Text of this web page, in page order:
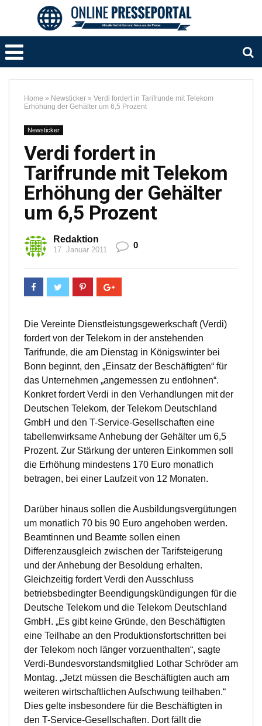
Home » Newsticker » Verdi fordert in Tarifrunde mit Telekom
Erhöhung der Gehälter um 6,5 Prozent
Newsticker
Verdi fordert in
Tarifrunde mit Telekom
Erhöhung der Gehälter
um 6,5 Prozent
Redaktion
17. Januar 2011 0
Die Vereinte Dienstleistungsgewerkschaft (Verdi)
fordert von der Telekom in der anstehenden
Tarifrunde, die am Dienstag in Königswinter bei
Bonn beginnt, den „Einsatz der Beschäftigten“ für
das Unternehmen „angemessen zu entlohnen“.
Konkret fordert Verdi in den Verhandlungen mit der
Deutschen Telekom, der Telekom Deutschland
GmbH und den T-Service-Gesellschaften eine
tabellenwirksame Anhebung der Gehälter um 6,5
Prozent. Zur Stärkung der unteren Einkommen soll
die Erhöhung mindestens 170 Euro monatlich
betragen, bei einer Laufzeit von 12 Monaten.
Darüber hinaus sollen die Ausbildungsvergütungen
um monatlich 70 bis 90 Euro angehoben werden.
Beamtinnen und Beamte sollen einen
Differenzausgleich zwischen der Tarifsteigerung
und der Anhebung der Besoldung erhalten.
Gleichzeitig fordert Verdi den Ausschluss
betriebsbedingter Beendigungskündigungen für die
Deutsche Telekom und die Telekom Deutschland
GmbH. „Es gibt keine Gründe, den Beschäftigten
eine Teilhabe an den Produktionsfortschritten bei
der Telekom noch länger vorzuenthalten“, sagte
Verdi-Bundesvorstandsmitglied Lothar Schröder am
Montag. „Jetzt müssen die Beschäftigten auch am
weiteren wirtschaftlichen Aufschwung teilhaben.“
Dies gelte insbesondere für die Beschäftigten in
den T-Service-Gesellschaften. Dort fällt die